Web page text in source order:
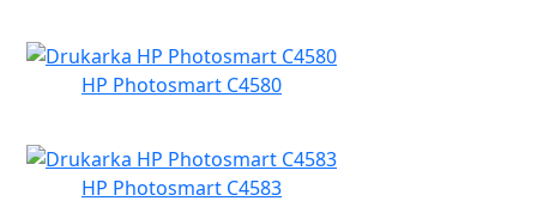
HP Photosmart C4580
HP Photosmart C4583